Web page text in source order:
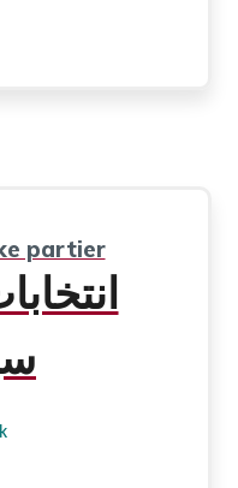
partier